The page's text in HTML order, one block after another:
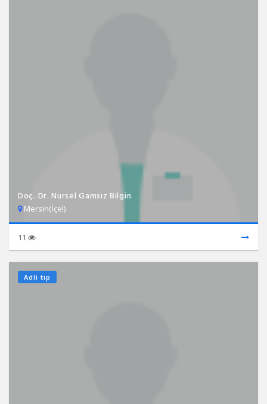
Doç. Dr. Nursel Gamsız Bilgin
Mersin(İçel)
11
Adli tıp